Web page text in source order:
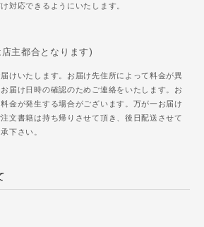
対応できるようにいたします。
主都合となります)
けいたします。お届け先住所によって料金が異
届け日時の確認のためご連絡をいたします。お
金が発生する場合がございます。万が一お届け
文書籍は持ち帰りさせて頂き、後日配送させて
下さい。